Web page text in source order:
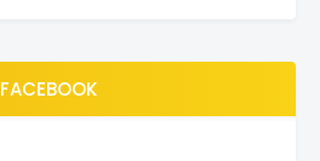
FACEBOOK